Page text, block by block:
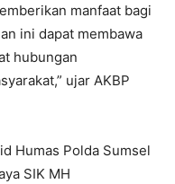
manfaat bagi
ini dapat membawa
hubungan
ujar AKBP
Humas Polda Sumsel
SIK MH